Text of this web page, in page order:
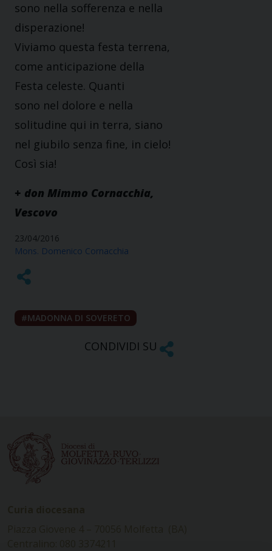
sono nella sofferenza e nella
disperazione!
Viviamo questa festa terrena,
come anticipazione della
Festa celeste. Quanti
sono nel dolore e nella
solitudine qui in terra, siano
nel giubilo senza fine, in cielo!
Così sia!
+ don Mimmo Cornacchia,
Vescovo
23/04/2016
Mons. Domenico Cornacchia
MADONNA DI SOVERETO
CONDIVIDI SU